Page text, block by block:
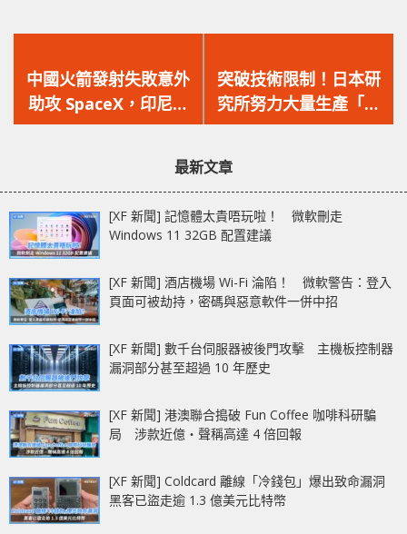
一
篇
文
中國火箭發射失敗意外
助攻 SpaceX，印尼衛
星發射計劃轉投馬斯克
一
篇
文
突破技術限制！日本研
究所努力大量生產「夢
之鰻」以對抗野生鰻魚
最新文章
[XF 新聞] 記憶體太貴唔玩啦！ 微軟刪走
Windows 11 32GB 配置建議
[XF 新聞] 酒店機場 Wi-Fi 淪陷！ 微軟警告：登入
頁面可被劫持，密碼與惡意軟件一併中招
[XF 新聞] 數千台伺服器被後門攻擊 主機板控制器
漏洞部分甚至超過 10 年歷史
[XF 新聞] 港澳聯合搗破 Fun Coffee 咖啡科研騙
局 涉款近億‧聲稱高達 4 倍回報
[XF 新聞] Coldcard 離線「冷錢包」爆出致命漏洞
黑客已盜走逾 1.3 億美元比特幣